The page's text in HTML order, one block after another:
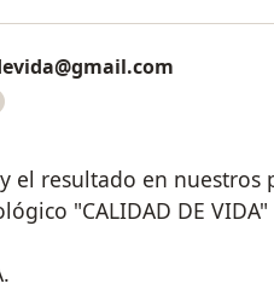
el resultado en nuestros
"CALIDAD DE VIDA"